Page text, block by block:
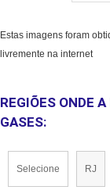
Estas imagens foram
livremente na internet
REGIÕES ONDE
GASES:
Selecione RJ